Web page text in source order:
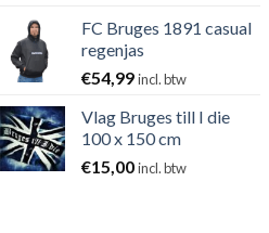
FC Bruges 1891 casual
regenjas
€54,99incl. btw
Vlag Bruges till I die
100 x 150 cm
€15,00incl. btw